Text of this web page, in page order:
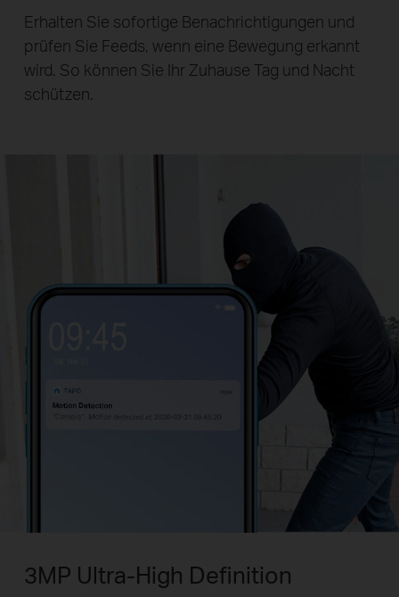
Erhalten Sie sofortige Benachrichtigungen und
prüfen Sie Feeds, wenn eine Bewegung erkannt
wird. So können Sie Ihr Zuhause Tag und Nacht
schützen.
3MP Ultra-High Definition